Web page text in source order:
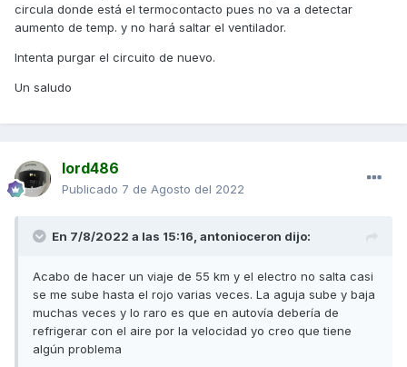
circula donde está el termocontacto pues no va a detectar
aumento de temp. y no hará saltar el ventilador.
Intenta purgar el circuito de nuevo.
Un saludo
lord486
Publicado 7 de Agosto del 2022
En 7/8/2022 a las 15:16, antonioceron dijo:
Acabo de hacer un viaje de 55 km y el electro no salta casi
se me sube hasta el rojo varias veces. La aguja sube y baja
muchas veces y lo raro es que en autovía debería de
refrigerar con el aire por la velocidad yo creo que tiene
algún problema